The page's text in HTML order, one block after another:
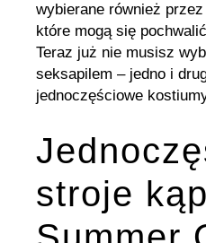
wybierane również
które mogą się
Teraz już nie musisz
seksapilem – jedno i
jednoczęściowe
stroje